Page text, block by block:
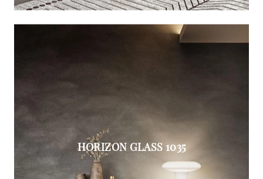
HORIZON GLASS 1035